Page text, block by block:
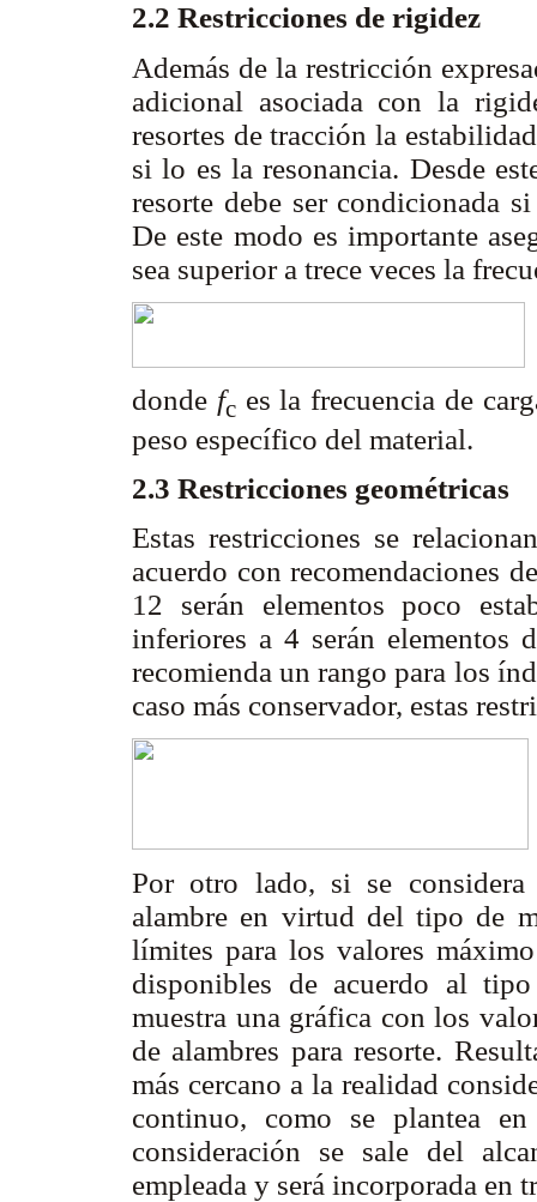
2.2 Restricciones de rigidez
Además de la restricción
adicional asociada con la
resortes de tracción la
si lo es la resonancia. Desde
resorte debe ser condicionada
De este modo es importante
sea superior a trece veces la
donde fces la frecuencia de
peso específico del material.
2.3 Restricciones geométricas
Estas restricciones se
acuerdo con recomendaciones
12 serán elementos poco
inferiores a 4 serán
recomienda un rango para los
caso más conservador, estas
Por otro lado, si se considera
alambre en virtud del tipo de
límites para los valores
disponibles de acuerdo al
muestra una gráfica con los
de alambres para resorte.
más cercano a la realidad
continuo, como se plantea
consideración se sale del
empleada y será incorporada en